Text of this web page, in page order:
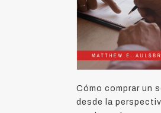
Cómo comprar un
desde la